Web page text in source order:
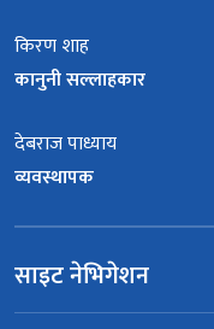
किरण शाह
कानुनी सल्लाहकार
देबराज पाध्याय
व्यवस्थापक
साइट नेभिगेशन